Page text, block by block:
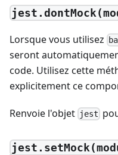
Lorsque vous utilisez
seront
code. Utilisez cette
explicitement ce
Renvoie l'objet jest